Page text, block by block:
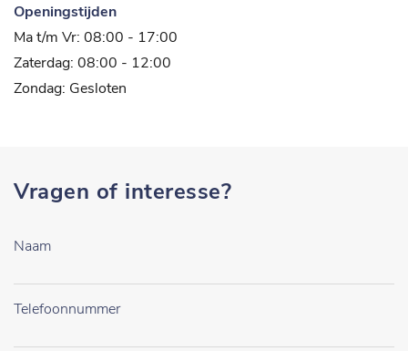
Openingstijden
Ma t/m Vr: 08:00 - 17:00
Zaterdag: 08:00 - 12:00
Zondag: Gesloten
Vragen of interesse?